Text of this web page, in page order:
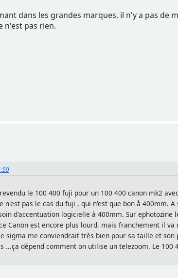
dans les grandes marques, il n'y a pas de
n'est pas rien.
le 100 400 fuji pour un 100 400 canon mk2
pas le cas du fuji , qui n'est que bon å 400mm.
d'accentuation logicielle à 400mm. Sur ephotozine
Canon est encore plus lourd, mais franchement il
sigma me conviendrait très bien pour sa taille et
...ça dépend comment on utilise un telezoom. Le